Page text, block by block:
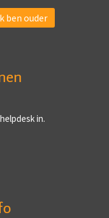
ben ouder
in.